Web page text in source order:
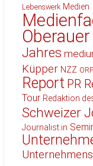
Lebenswerk Medien
Oberauer
Jahres
Küpper NZZ ORF
Report PR
Tour Redaktion
Schweizer
Journalist:in